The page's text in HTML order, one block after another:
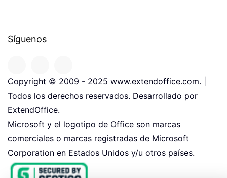
Síguenos
Copyright © 2009 - 2025 www.extendoffice.com. |
Todos los derechos reservados. Desarrollado por
ExtendOffice.
Microsoft y el logotipo de Office son marcas
comerciales o marcas registradas de Microsoft
Corporation en Estados Unidos y/u otros países.